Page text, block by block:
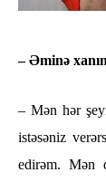
– Əminə
– Mən hər
istəsəniz
edirəm. Mən